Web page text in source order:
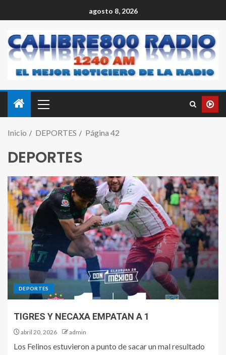
agosto 8, 2026
Inicio DEPORTES Página 42
DEPORTES
DEPORTES
TIGRES Y NECAXA EMPATAN A 1
abril 20, 2026 admin
Los Felinos estuvieron a punto de sacar un mal resultado